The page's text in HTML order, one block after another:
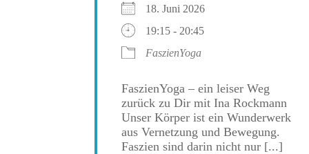
18. Juni 2026
19:15 - 20:45
FaszienYoga
FaszienYoga – ein leiser Weg
zurück zu Dir mit Ina Rockmann
Unser Körper ist ein Wunderwerk
aus Vernetzung und Bewegung.
Faszien sind darin nicht nur [...]